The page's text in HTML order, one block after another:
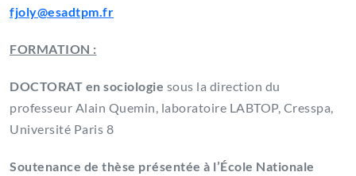
fjoly@esadtpm.fr
FORMATION :
DOCTORAT en sociologie sous la direction du
professeur Alain Quemin, laboratoire LABTOP, Cresspa,
Université Paris 8
Soutenance de thèse présentée à l’École Nationale